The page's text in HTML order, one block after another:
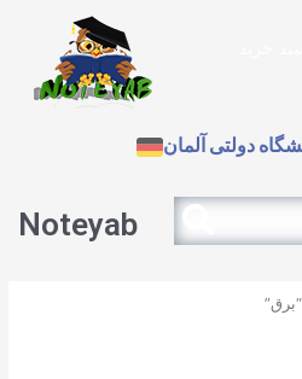
دولتی آلمان
Search
Noteyab